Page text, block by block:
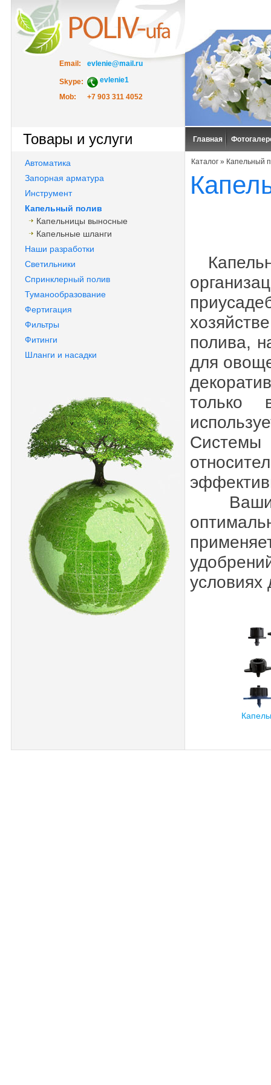
Email: evlenie@mail.ru
Skype:
evlenie1
Mob:
+7 903 311 4052
Товары и услуги
Автоматика
Запорная арматура
Инструмент
Капельный полив
Капельницы выносные
Капельные шланги
Наши разработки
Светильники
Спринклерный полив
Туманообразование
Фертигация
Фильтры
Фитинги
Шланги и насадки
Главная
Каталог » Капельный
полива,
для
только
Ваши
условиях